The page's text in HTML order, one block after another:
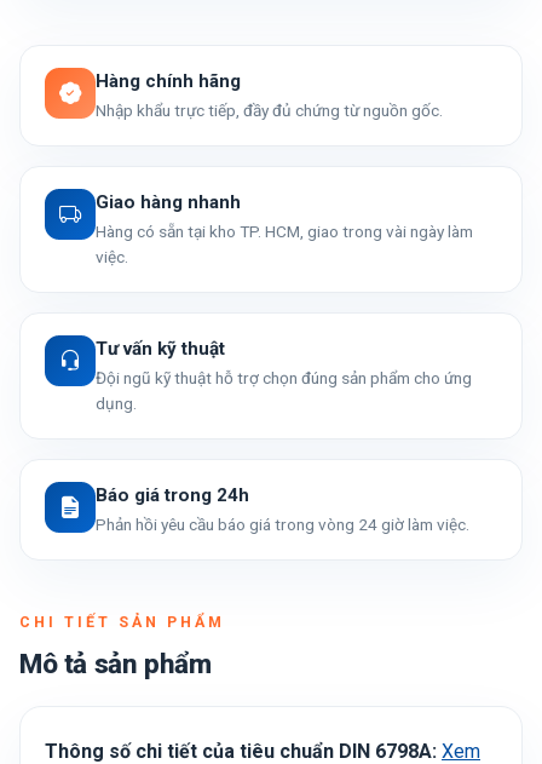
Hàng chính hãng
Nhập khẩu trực tiếp, đầy đủ chứng từ nguồn gốc.
Giao hàng nhanh
Hàng có sẵn tại kho TP. HCM, giao trong vài ngày làm
việc.
Tư vấn kỹ thuật
Đội ngũ kỹ thuật hỗ trợ chọn đúng sản phẩm cho ứng
dụng.
Báo giá trong 24h
Phản hồi yêu cầu báo giá trong vòng 24 giờ làm việc.
CHI TIẾT SẢN PHẨM
Mô tả sản phẩm
Thông số chi tiết của tiêu chuẩn DIN 6798A: Xem